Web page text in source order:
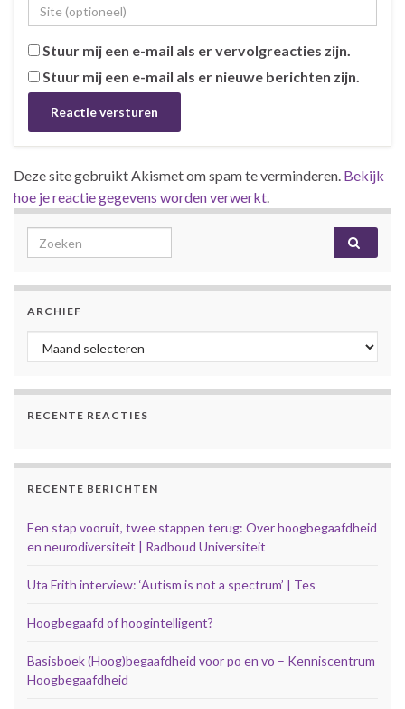
Stuur mij een e-mail als er vervolgreacties zijn.
Stuur mij een e-mail als er nieuwe berichten zijn.
Deze site gebruikt Akismet om spam te verminderen. Bekijk
hoe je reactie gegevens worden verwerkt.
Search for:
ARCHIEF
Archief
RECENTE REACTIES
RECENTE BERICHTEN
Een stap vooruit, twee stappen terug: Over hoogbegaafdheid
en neurodiversiteit | Radboud Universiteit
Uta Frith interview: ‘Autism is not a spectrum’ | Tes
Hoogbegaafd of hoogintelligent?
Basisboek (Hoog)begaafdheid voor po en vo – Kenniscentrum
Hoogbegaafdheid